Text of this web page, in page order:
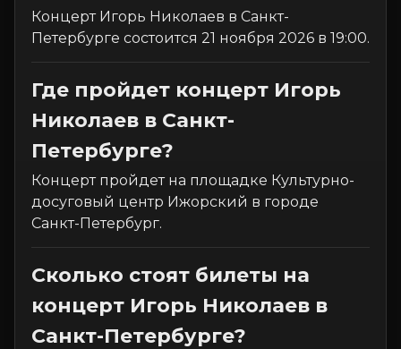
Концерт Игорь Николаев в Санкт-
Петербурге состоится 21 ноября 2026 в 19:00.
Где пройдет концерт Игорь
Николаев в Санкт-
Петербурге?
Концерт пройдет на площадке Культурно-
досуговый центр Ижорский в городе
Санкт-Петербург.
Сколько стоят билеты на
концерт Игорь Николаев в
Санкт-Петербурге?